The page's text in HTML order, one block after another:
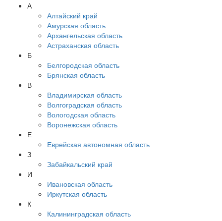
А
Алтайский край
Амурская область
Архангельская область
Астраханская область
Б
Белгородская область
Брянская область
В
Владимирская область
Волгоградская область
Вологодская область
Воронежская область
Е
Еврейская автономная область
З
Забайкальский край
И
Ивановская область
Иркутская область
К
Калининградская область